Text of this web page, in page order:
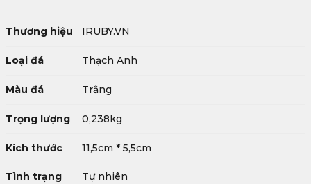
Thương hiệu IRUBY.VN
Loại đá Thạch Anh
Màu đá Trắng
Trọng lượng 0,238kg
Kích thước 11,5cm * 5,5cm
Tình trạng Tự nhiên